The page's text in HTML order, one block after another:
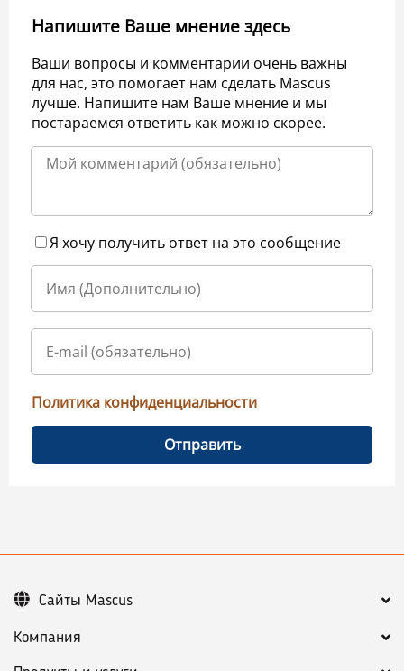
Напишите Ваше мнение здесь
Ваши вопросы и комментарии очень важны
для нас, это помогает нам сделать Mascus
лучше. Напишите нам Ваше мнение и мы
постараемся ответить как можно скорее.
Я хочу получить ответ на это сообщение
Политика конфиденциальности
Отправить
Компания
Сайты Mascus